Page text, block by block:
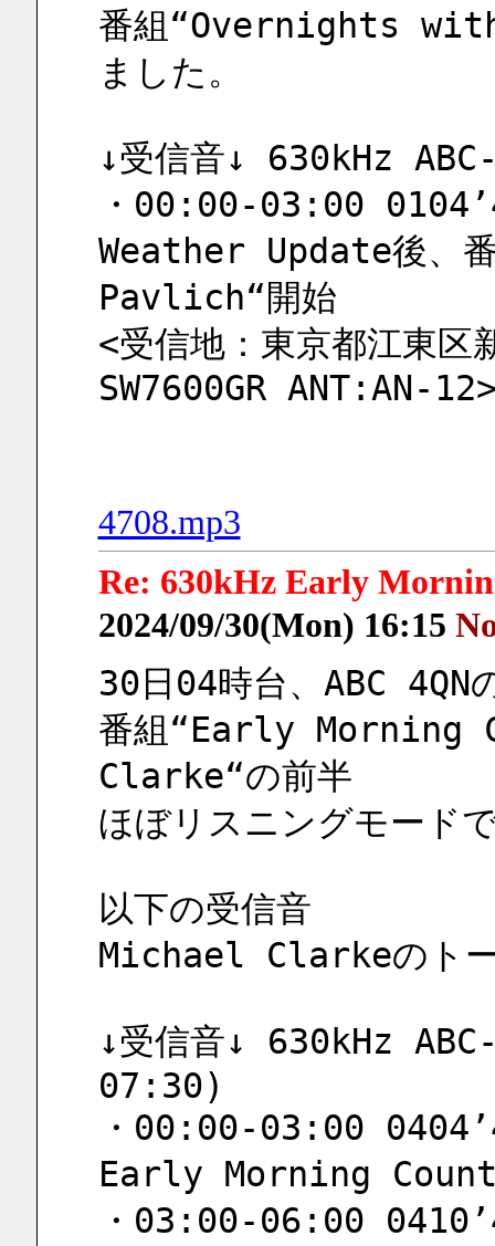
番組“Overnights
ました。
↓受信音↓ 630kHz
・00:00-03:00
Weather Update後
Pavlich“開始
<受信地：東京都江東
SW7600GR ANT:AN-
4708.mp3
Re: 630kHz Early
2024/09/30(Mon) 16:15
30日04時台、ABC 4QN
番組“Early
Clarke“の前半
ほぼリスニングモード
以下の受信音
Michael Clarkeのトー
↓受信音↓ 630kHz
07:30)
・00:00-03:00
Early Morning
・03:00-06:00